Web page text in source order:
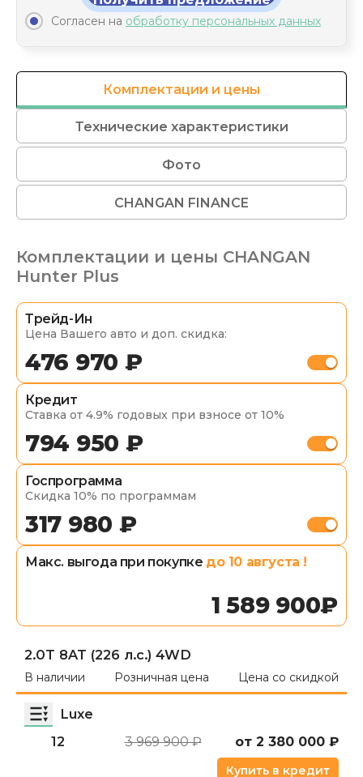
Согласен на обработку персональных данных
Комплектации и цены
Технические характеристики
Фото
CHANGAN FINANCE
Комплектации и цены CHANGAN
Hunter Plus
Трейд-Ин
Цена Вашего авто и доп. скидка:
476 970 ₽
Кредит
Ставка от 4.9% годовых при взносе от 10%
794 950 ₽
Госпрограмма
Скидка 10% по программам
317 980 ₽
Макс. выгода при покупке до 10 августа !
1 589 900₽
2.0T 8AT (226 л.с.) 4WD
В наличии Розничная цена Цена со скидкой
Luxe
12
3 969 900 ₽ от 2 380 000 ₽
Купить в кредит